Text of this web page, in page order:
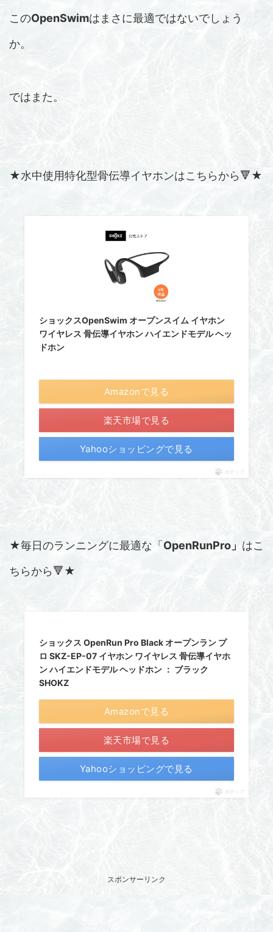
このOpenSwimはまさに最適ではないでしょう
か。
ではまた。
★水中使用特化型骨伝導イヤホンはこちらから🔻★
ショックスOpenSwim オープンスイム イヤホン
ワイヤレス 骨伝導イヤホン ハイエンドモデル ヘッ
ドホン
Amazonで見る
楽天市場で見る
Yahooショッピングで見る
ポチップ
★毎日のランニングに最適な「OpenRunPro」 はこ
ちらから🔻★
ショックス OpenRun Pro Black オープンラン プ
ロ SKZ-EP-07 イヤホン ワイヤレス 骨伝導イヤホ
ン ハイエンドモデル ヘッドホン ： ブラック
SHOKZ
Amazonで見る
楽天市場で見る
Yahooショッピングで見る
ポチップ
スポンサーリンク